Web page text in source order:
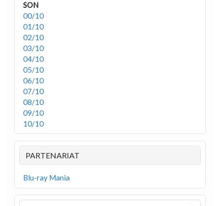
SON
00/10
01/10
02/10
03/10
04/10
05/10
06/10
07/10
08/10
09/10
10/10
PARTENARIAT
Blu-ray Mania